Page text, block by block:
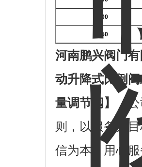
1200
1250
河南鹏兴阀门
动升降式比例
量调节阀 】 ，
则，以服务为
信为本，用心